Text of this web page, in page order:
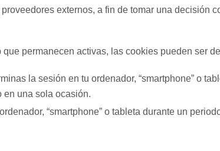
externos, a fin de tomar una decisión
permanecen activas, las cookies pueden ser
la sesión en tu ordenador, “smartphone” o
en una sola ocasión.
“smartphone” o tableta durante un